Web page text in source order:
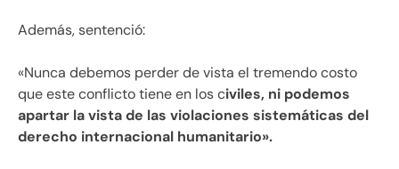
Además, sentenció:
«Nunca debemos perder de vista el tremendo costo
que este conflicto tiene en los civiles, ni podemos
apartar la vista de las violaciones sistemáticas del
derecho internacional humanitario».